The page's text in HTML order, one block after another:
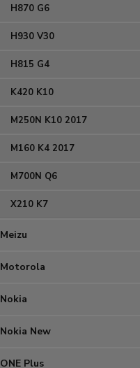
H870 G6
H930 V30
H815 G4
K420 K10
M250N K10 2017
M160 K4 2017
M700N Q6
X210 K7
Meizu
Motorola
Nokia
Nokia New
ONE Plus